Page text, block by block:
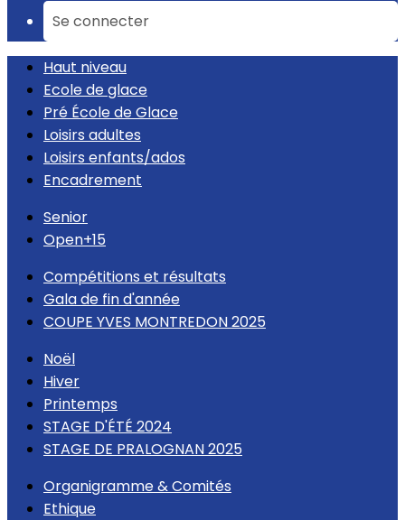
Se connecter
Haut niveau
Ecole de glace
Pré École de Glace
Loisirs adultes
Loisirs enfants/ados
Encadrement
Senior
Open+15
Compétitions et résultats
Gala de fin d'année
COUPE YVES MONTREDON 2025
Noël
Hiver
Printemps
STAGE D'ÉTÉ 2024
STAGE DE PRALOGNAN 2025
Organigramme & Comités
Ethique